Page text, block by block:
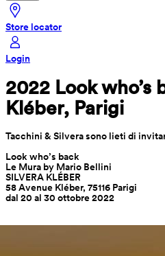
Store locator
Login
2022 Look who’s
Kléber, Parigi
Tacchini & Silvera sono lieti di
Look who’s back
Le Mura by Mario Bellini
SILVERA KLÉBER
58 Avenue Kléber, 75116 Parigi
dal 20 al 30 ottobre 2022